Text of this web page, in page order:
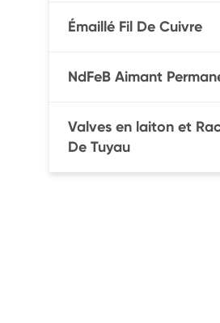
Émaillé Fil De Cuivre
NdFeB Aimant
Valves en laiton et
De Tuyau